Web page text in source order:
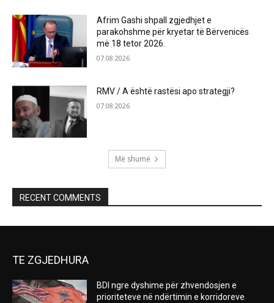
Afrim Gashi shpall zgjedhjet e
parakohshme për kryetar të Bërvenicës
më 18 tetor 2026.
07.08.2026
RMV / A është rastësi apo strategji?
07.08.2026
Më shumë
RECENT COMMENTS
TE ZGJEDHURA
BDI ngre dyshime për zhvendosjen e
prioriteteve në ndërtimin e korridoreve